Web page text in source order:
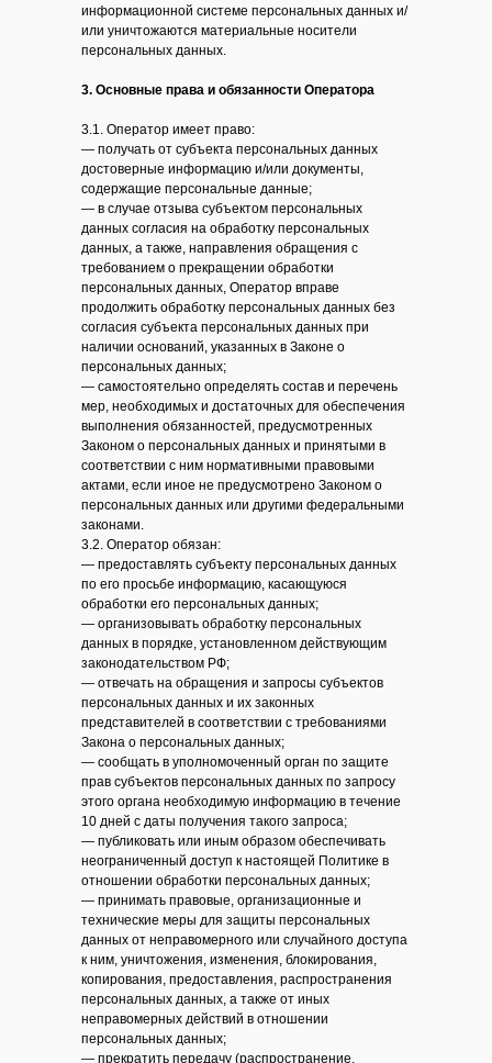
информационной системе персональных данных и/
или уничтожаются материальные носители
персональных данных.
3. Основные права и обязанности Оператора
3.1. Оператор имеет право:
— получать от субъекта персональных данных
достоверные информацию и/или документы,
содержащие персональные данные;
— в случае отзыва субъектом персональных
данных согласия на обработку персональных
данных, а также, направления обращения с
требованием о прекращении обработки
персональных данных, Оператор вправе
продолжить обработку персональных данных без
согласия субъекта персональных данных при
наличии оснований, указанных в Законе о
персональных данных;
— самостоятельно определять состав и перечень
мер, необходимых и достаточных для обеспечения
выполнения обязанностей, предусмотренных
Законом о персональных данных и принятыми в
соответствии с ним нормативными правовыми
актами, если иное не предусмотрено Законом о
персональных данных или другими федеральными
законами.
3.2. Оператор обязан:
— предоставлять субъекту персональных данных
по его просьбе информацию, касающуюся
обработки его персональных данных;
— организовывать обработку персональных
данных в порядке, установленном действующим
законодательством РФ;
— отвечать на обращения и запросы субъектов
персональных данных и их законных
представителей в соответствии с требованиями
Закона о персональных данных;
— сообщать в уполномоченный орган по защите
прав субъектов персональных данных по запросу
этого органа необходимую информацию в течение
10 дней с даты получения такого запроса;
— публиковать или иным образом обеспечивать
неограниченный доступ к настоящей Политике в
отношении обработки персональных данных;
— принимать правовые, организационные и
технические меры для защиты персональных
данных от неправомерного или случайного доступа
к ним, уничтожения, изменения, блокирования,
копирования, предоставления, распространения
персональных данных, а также от иных
неправомерных действий в отношении
персональных данных;
— прекратить передачу (распространение,